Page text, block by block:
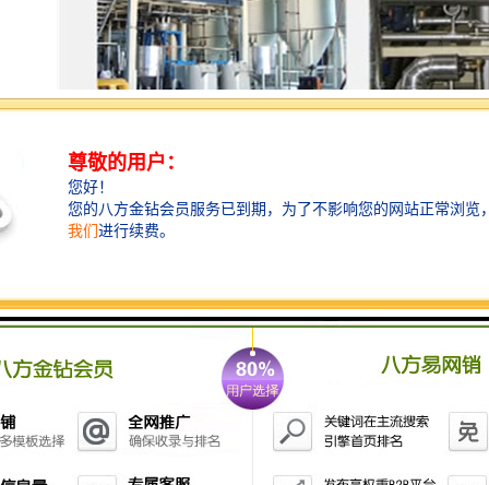
阻旋料位开关又称“阻旋开关”、“阻旋式料位开关”等，
主要用于物料（如粉状、颗粒状或块状）料仓极限料位
力、煤炭、化工、铸造、橡胶、环保除尘等各行各业的
物料输送与控制过程中有着的应用。